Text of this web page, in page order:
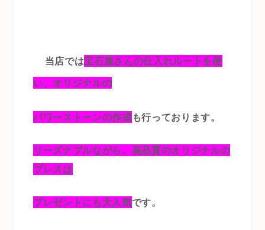
当店では宝石屋さんの仕入れルートを使
い、オリジナルの
パワーストーンの作成 も行っております。
リーズナブルながら、高品質のオリジナルの
ブレスは
プレゼントにも大人気です。